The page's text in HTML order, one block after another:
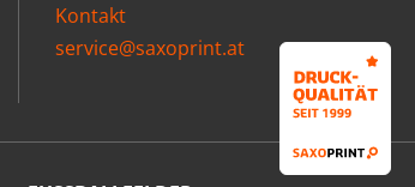
Kontakt
service@saxoprint.at